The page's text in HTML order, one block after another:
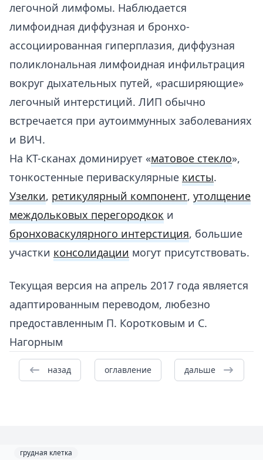
легочной лимфомы. Наблюдается
лимфоидная диффузная и бронхо-
ассоциированная гиперплазия, диффузная
поликлональная лимфоидная инфильтрация
вокруг дыхательных путей, «расширяющие»
легочный интерстиций. ЛИП обычно
встречается при аутоиммунных заболеваниях
и ВИЧ.
На КТ-сканах доминирует «матовое стекло»,
тонкостенные периваскулярные кисты.
Узелки, ретикулярный компонент, утолщение
междольковых перегородкок и
бронховаскулярного интерстиция, большие
участки консолидации могут присутствовать.
Текущая версия на апрель 2017 года является
адаптированным переводом, любезно
предоставленным П. Коротковым и С.
Нагорным
назад оглавление дальше
грудная клетка